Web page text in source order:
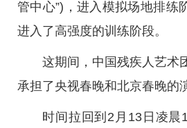
管中心”)，进入模拟场地排练
进入了高强度的训练阶段。
这期间，中国残疾人艺术
承担了央视春晚和北京春晚的
时间拉回到2月13日凌晨